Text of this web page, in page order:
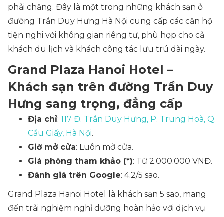
phải chăng. Đây là một trong những khách sạn ở
đường Trần Duy Hưng Hà Nội cung cấp các căn hộ
tiện nghi với không gian riêng tư, phù hợp cho cả
khách du lịch và khách công tác lưu trú dài ngày.
Grand Plaza Hanoi Hotel –
Khách sạn trên đường Trần Duy
Hưng sang trọng, đẳng cấp
Địa chỉ: 117 Đ. Trần Duy Hưng, P. Trung Hoà, Q.
Cầu Giấy, Hà Nội.
Giờ mở cửa: Luôn mở cửa.
Giá phòng tham khảo (*): Từ 2.000.000 VNĐ.
Đánh giá trên Google: 4.2/5 sao.
Grand Plaza Hanoi Hotel là khách sạn 5 sao, mang
đến trải nghiệm nghỉ dưỡng hoàn hảo với dịch vụ